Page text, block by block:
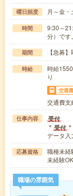
曜日頻度 月～金
時間
9:30～
分）です。
期間 【急募
時給
時給
り
交通費
交通費支
仕事内容 受付
＊ 受付
データ入
応募資格
職種未経
未経験
職場の雰囲気